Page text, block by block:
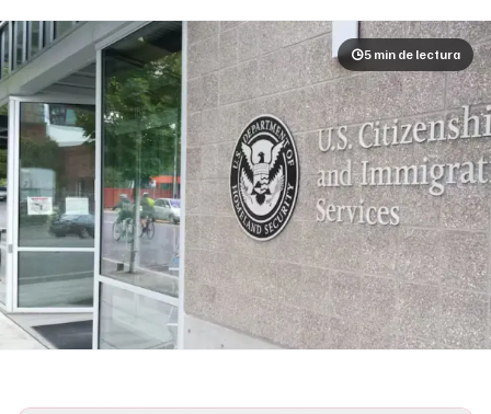
5 min de lectura